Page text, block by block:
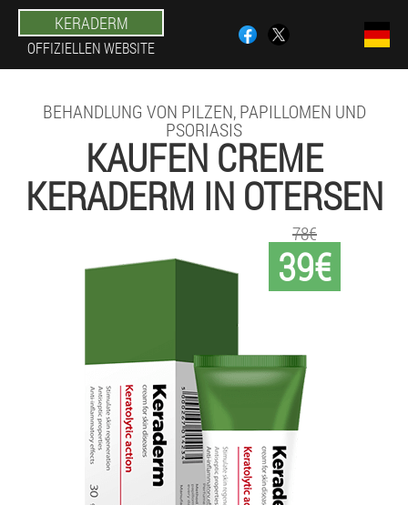
KERADERM
OFFIZIELLEN WEBSITE
BEHANDLUNG VON PILZEN, PAPILLOMEN UND
PSORIASIS
KAUFEN CREME
KERADERM IN OTERSEN
39€
78€